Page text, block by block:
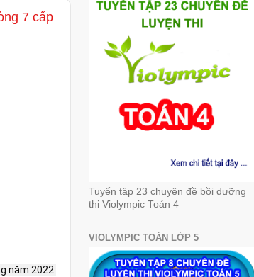
7 cấp
năm 2022
Tuyển tập 23 chuyên đề bồi dưỡng
thi Violympic Toán 4
VIOLYMPIC TOÁN LỚP 5